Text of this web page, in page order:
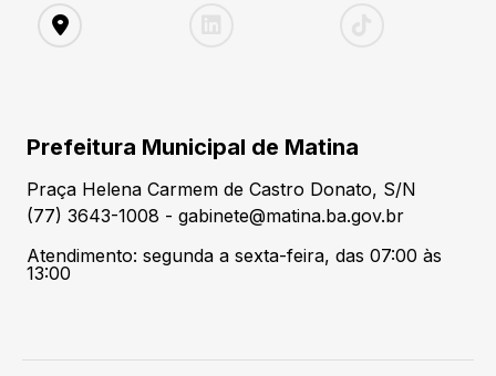
Prefeitura Municipal de Matina
Praça Helena Carmem de Castro Donato, S/N
(77) 3643-1008 - gabinete@matina.ba.gov.br
Atendimento: segunda a sexta-feira, das 07:00 às
13:00